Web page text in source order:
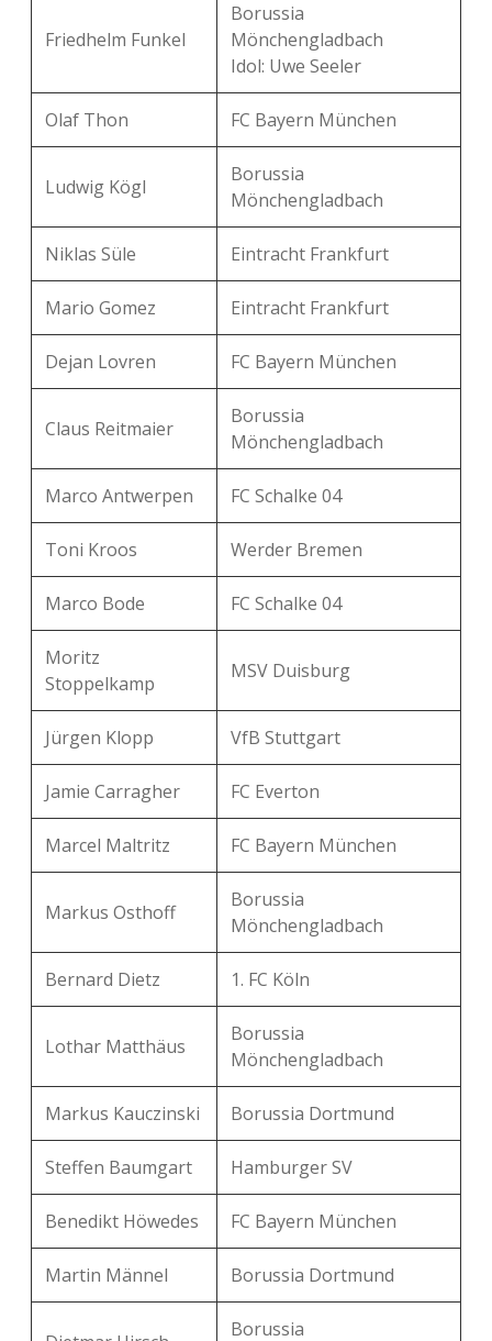
Friedhelm Funkel
Borussia
Mönchengladbach
Idol: Uwe Seeler
Olaf Thon FC Bayern München
Ludwig Kögl
Borussia
Mönchengladbach
Niklas Süle Eintracht Frankfurt
Mario Gomez Eintracht Frankfurt
Dejan Lovren FC Bayern München
Claus Reitmaier
Borussia
Mönchengladbach
Marco Antwerpen FC Schalke 04
Toni Kroos Werder Bremen
Marco Bode FC Schalke 04
Moritz
Stoppelkamp
MSV Duisburg
Jürgen Klopp VfB Stuttgart
Jamie Carragher FC Everton
Marcel Maltritz FC Bayern München
Markus Osthoff
Borussia
Mönchengladbach
Bernard Dietz 1. FC Köln
Lothar Matthäus
Borussia
Mönchengladbach
Markus Kauczinski Borussia Dortmund
Steffen Baumgart Hamburger SV
Benedikt Höwedes FC Bayern München
Martin Männel Borussia Dortmund
Borussia